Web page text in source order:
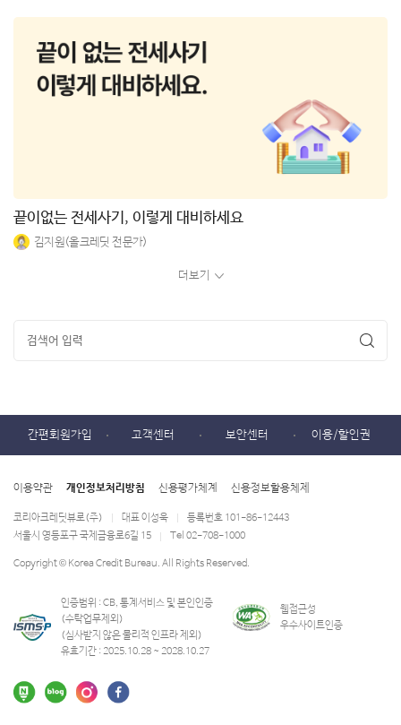
끝이없는 전세사기, 이렇게 대비하세요
김지원(올크레딧 전문가)
더보기
간편회원가입 고객센터 보안센터 이용/할인권
이용약관 개인정보처리방침 신용평가체계 신용정보활용체제
코리아크레딧뷰로(주) 대표 이성욱
등록번호 101-86-12443
서울시 영등포구 국제금융로6길 15
Tel 02-708-1000
Copyright © Korea Credit Bureau. All Rights Reserved.
인증범위 : CB, 통계서비스 및 본인인증
(수탁업무제외)
(심사받지 않은 물리적 인프라 제외)
유효기간 : 2025.10.28 ~ 2028.10.27
웹접근성
우수사이트인증